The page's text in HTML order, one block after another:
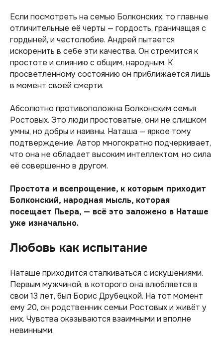
Если посмотреть на семью Болконских, то главные
отличительные её черты — гордость, граничащая с
гордыней, и честолюбие. Андрей пытается
искоренить в себе эти качества. Он стремится к
простоте и слиянию с общим, народным. К
просветленному состоянию он приближается лишь
в момент своей смерти.
Абсолютно противоположна Болконским семья
Ростовых. Это люди простоватые, они не слишком
умны, но добры и наивны. Наташа — яркое тому
подтверждение. Автор многократно подчеркивает,
что она не обладает высоким интеллектом, но сила
её совершенно в другом.
Простота и всепрощение, к которым приходит
Болконский, народная мысль, которая
посещает Пьера, — всё это заложено в Наташе
уже изначально.
Любовь как испытание
Наташе приходится сталкиваться с искушениями.
Первым мужчиной, в которого она влюбляется в
свои 13 лет, был Борис Друбецкой. На тот момент
ему 20, он родственник семьи Ростовых и живёт у
них. Чувства оказываются взаимными и вполне
невинными.